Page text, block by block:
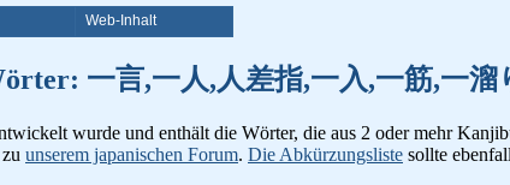
Web-Inhalt
一言,一人,人差指,一入,一筋,一
wurde und enthält die Wörter, die aus 2 oder mehr
unserem japanischen Forum. Die Abkürzungsliste sollte